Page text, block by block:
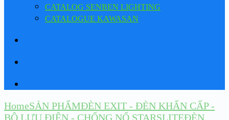
CATALOG SENBEN LIGHTING
CATALOGUE KAWASAN
HomeSẢN PHẨMĐÈN EXIT - ĐÈN KHẨN CẤP -
BỘ LƯU ĐIỆN - CHỐNG NỔ STARSLITEĐÈN